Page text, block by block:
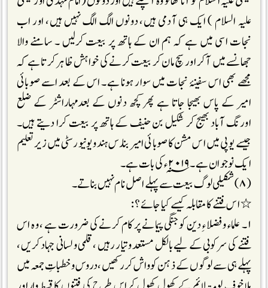
علیہ السلام ) ایک ہی آدمی ہیں، دونوں الگ الگ نہیں ہیں، اور اب
نجات اسی میں ہے کہ ہم ان کے ہاتھ پر بیعت کرلیں ۔ سامنے والا
جھانسے میں آکر اور سچ مان کر بیعت کرنے کی خواہش ظاہر کرتا ہے کہ
مجھے بھی اس سفینۂ نجات میں سوار ہونا ہے۔ اس کے بعد اسے صوبائی
امیر کے پاس بھیجا جاتا ہے پھر کچھ دنوں کے بعدمہاراشٹر کے ضلع
اورنگ آباد بھیج کر شکیل بن حنیف کے ہاتھ پر بیعت کرا دیتے ہیں۔
جیسے یوپی میں اس مشن کا صوبائی امیر بنارس ہندو یونیورسٹی میں زیر تعلیم
ایک نو جوان ہے ۔ ۲۰۱۹ ؁ء کی بات ہے۔
(۸) شکیلی لوگ بیعت سے پہلے اصل نام نہیں بناتے۔
٭ اس فتنے کا مقابلہ کیسے کیا جائے ؟ :
۱۔ علماء و فضلاء ِدین کو جنگی پیمانے پر کام کرنے کی ضرورت ہے ، وہ اس
فتنے کی سرکوبی کے لیے بالکل مستعد وتیار رہیں ، قلمی ولسانی جہاد کریں ،
پہلے ہی سے لوگوں کے ذہن کو واش کررکھیں ، دروس وخطباتِ جمعہ میں